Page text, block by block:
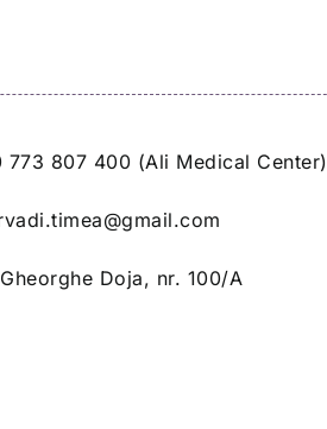
773 807 400 (Ali Medical Center)
Doja, nr. 100/A